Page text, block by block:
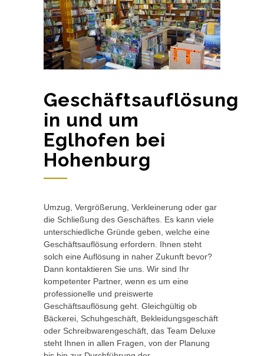
Geschäftsauflösung
in und um
Eglhofen bei
Hohenburg
Umzug, Vergrößerung, Verkleinerung oder gar
die Schließung des Geschäftes. Es kann viele
unterschiedliche Gründe geben, welche eine
Geschäftsauflösung erfordern. Ihnen steht
solch eine Auflösung in naher Zukunft bevor?
Dann kontaktieren Sie uns. Wir sind Ihr
kompetenter Partner, wenn es um eine
professionelle und preiswerte
Geschäftsauflösung geht. Gleichgültig ob
Bäckerei, Schuhgeschäft, Bekleidungsgeschäft
oder Schreibwarengeschäft, das Team Deluxe
steht Ihnen in allen Fragen, von der Planung